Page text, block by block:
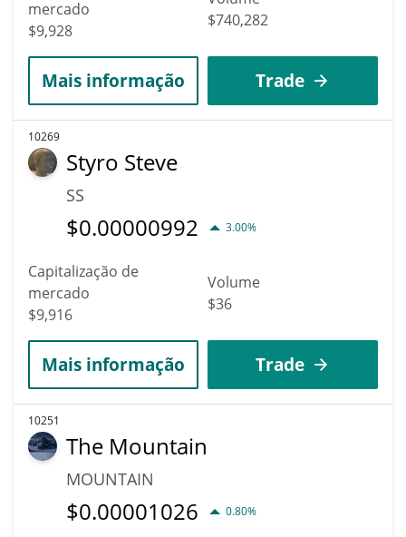
mercado
$9,928
$740,282
Mais informação Trade
10269
Styro Steve
SS
$0.00000992 3.00%
Capitalização de
mercado
$9,916
Volume
$36
Mais informação Trade
10251
The Mountain
MOUNTAIN
$0.00001026 0.80%